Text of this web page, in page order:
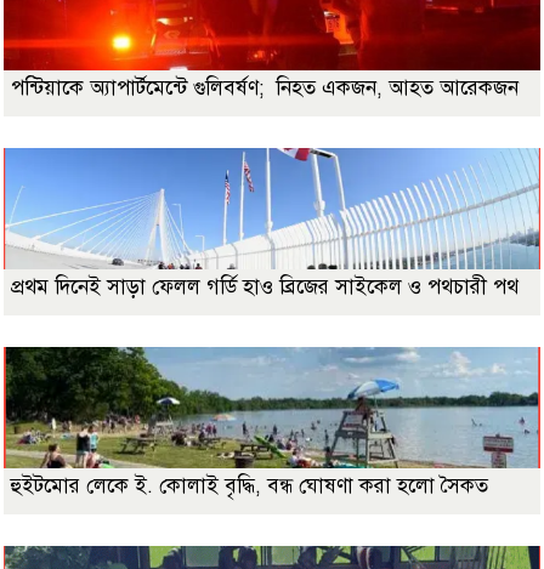
পন্টিয়াকে অ্যাপার্টমেন্টে গুলিবর্ষণ; নিহত একজন, আহত আরেকজন
প্রথম দিনেই সাড়া ফেলল গর্ডি হাও ব্রিজের সাইকেল ও পথচারী পথ
হুইটমোর লেকে ই. কোলাই বৃদ্ধি, বন্ধ ঘোষণা করা হলো সৈকত